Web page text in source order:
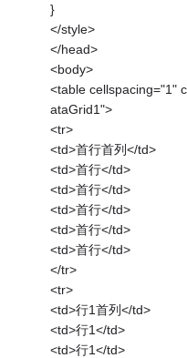
}
</style>
</head>
<body>
<table cellspacing="1"
ataGrid1">
<tr>
<td>首行首列</td>
<td>首行</td>
<td>首行</td>
<td>首行</td>
<td>首行</td>
<td>首行</td>
</tr>
<tr>
<td>行1首列</td>
<td>行1</td>
<td>行1</td>